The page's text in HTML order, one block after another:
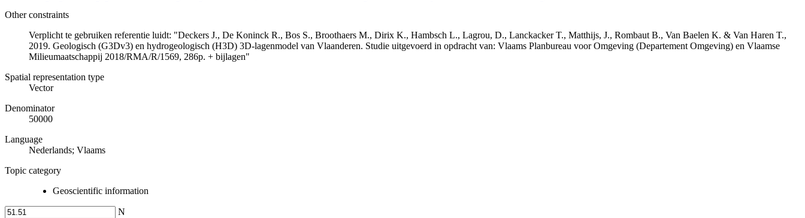
Other constraints
Verplicht te gebruiken referentie luidt: "Deckers J., De Koninck R., Bos S., Broothaers M., Dirix K., Hambsch L., Lagrou, D., Lanckacker T., Matthijs, J., Rombaut B., Van Baelen K. & Van Haren T.,
2019. Geologisch (G3Dv3) en hydrogeologisch (H3D) 3D-lagenmodel van Vlaanderen. Studie uitgevoerd in opdracht van: Vlaams Planbureau voor Omgeving (Departement Omgeving) en Vlaamse
Milieumaatschappij 2018/RMA/R/1569, 286p. + bijlagen"
Spatial representation type
Vector
Denominator
50000
Language
Nederlands; Vlaams
Topic category
Geoscientific information
N